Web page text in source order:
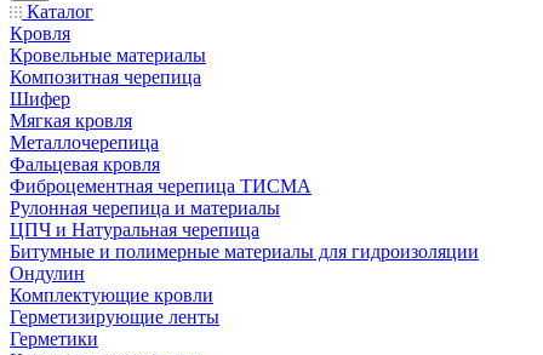
Каталог
Кровля
Кровельные материалы
Композитная черепица
Шифер
Мягкая кровля
Металлочерепица
Фальцевая кровля
Фиброцементная черепица ТИСМА
Рулонная черепица и материалы
ЦПЧ и Натуральная черепица
Битумные и полимерные материалы для гидроизоляции
Ондулин
Комплектующие кровли
Герметизирующие ленты
Герметики